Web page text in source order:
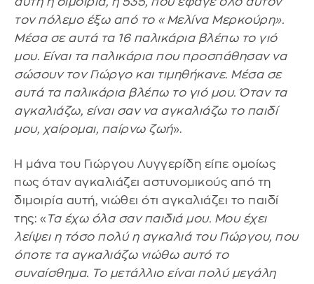
τον πόλεμο έξω από το «Μελίνα Μερκούρη».
Μέσα σε αυτά τα 16 παλικάρια βλέπω το γιό
μου. Είναι τα παλικάρια που προσπάθησαν να
σώσουν τον Γιώργο και τιμηθήκανε. Μέσα σε
αυτά τα παλικάρια βλέπω το γιό μου. Όταν τα
αγκαλιάζω, είναι σαν να αγκαλιάζω το παιδί
μου, χαίρομαι, παίρνω ζωή».
Η μάνα του Γιώργου Λυγγερίδη είπε ομοίως
πως όταν αγκαλιάζει αστυνομικούς από τη
διμοιρία αυτή, νιώθει ότι αγκαλιάζει το παιδί
της: « Τα έχω όλα σαν παιδιά μου. Μου έχει
λείψει η τόσο πολύ η αγκαλιά του Γιώργου, που
όποτε τα αγκαλιάζω νιώθω αυτό το
συναίσθημα. Το μετάλλιο είναι πολύ μεγάλη